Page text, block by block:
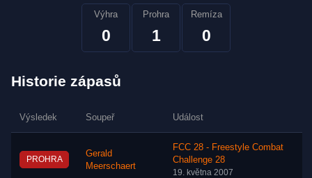
Výhra
0
Prohra
1
Remíza
0
Historie zápasů
Výsledek Soupeř Událost
PROHRA
Gerald
Meerschaert
FCC 28 - Freestyle Combat
Challenge 28
19. května 2007